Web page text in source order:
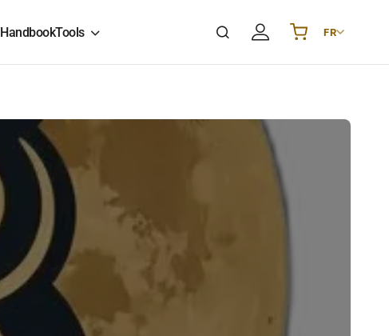
HandbookTools FR
UA Українська